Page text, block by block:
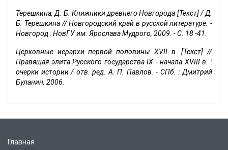
Терешкина, Д. Б. Книжники древнего Новгорода [Текст] / Д.
Б. Терешкина // Новгородский край в русской литературе. -
Новгород : НовГУ им. Ярослава Мудрого, 2009. - С. 18 -41.
Церковные иерархи первой половины XVII в. [Текст] //
Правящая элита Русского государства IX - начала XVIII в. :
очерки истории / отв. ред. А. П. Павлов. - СПб. : Дмитрий
Буланин, 2006.
Главная